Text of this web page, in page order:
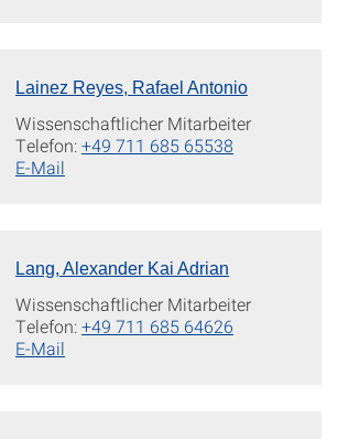
Lainez Reyes, Rafael Antonio
Wissenschaftlicher Mitarbeiter
Telefon:+49 711 685 65538
E-Mail
Lang, Alexander Kai Adrian
Wissenschaftlicher Mitarbeiter
Telefon:+49 711 685 64626
E-Mail